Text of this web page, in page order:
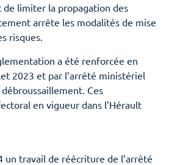
limiter la propagation des
arrête les modalités de mise
risques.
a été renforcée en
2023 et par l’arrêté ministériel
Ces
en vigueur dans l’Hérault
un travail de réécriture de l’arrêté